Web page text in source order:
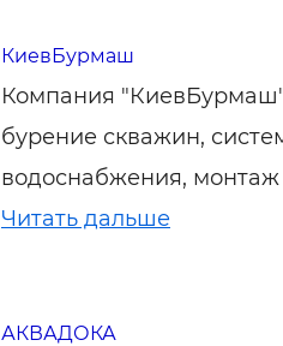
КиевБурмаш
Компания "КиевБурмаш"
бурение скважин,
водоснабжения, монтаж
Читать дальше
АКВАДОКА